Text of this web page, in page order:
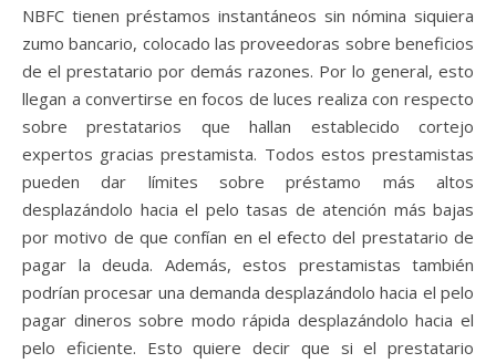
NBFC tienen préstamos instantáneos sin nómina siquiera
zumo bancario, colocado las proveedoras sobre beneficios
de el prestatario por demás razones. Por lo general, esto
llegan a convertirse en focos de luces realiza con respecto
sobre prestatarios que hallan establecido cortejo
expertos gracias prestamista. Todos estos prestamistas
pueden dar límites sobre préstamo más altos
desplazándolo hacia el pelo tasas de atención más bajas
por motivo de que confían en el efecto del prestatario de
pagar la deuda. Además, estos prestamistas también
podrían procesar una demanda desplazándolo hacia el pelo
pagar dineros sobre modo rápida desplazándolo hacia el
pelo eficiente. Esto quiere decir que si el prestatario